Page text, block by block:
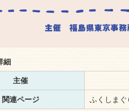
細
主催
関連ページ ふくしまぐ